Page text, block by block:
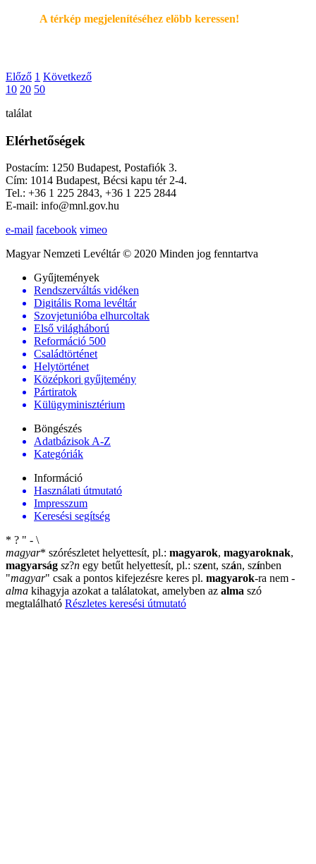
A térkép megjelenítéséhez elöbb keressen!
Előző 1 Következő
10 20 50
találat
Elérhetőségek
Postacím: 1250 Budapest, Postafiók 3.
Cím: 1014 Budapest, Bécsi kapu tér 2-4.
Tel.: +36 1 225 2843, +36 1 225 2844
E-mail: info@mnl.gov.hu
e-mail facebook vimeo
Magyar Nemzeti Levéltár © 2020 Minden jog fenntartva
Gyűjtemények
Rendszerváltás vidéken
Digitális Roma levéltár
Szovjetunióba elhurcoltak
Első világháború
Reformáció 500
Családtörténet
Helytörténet
Középkori gyűjtemény
Pártiratok
Külügyminisztérium
Böngészés
Adatbázisok A-Z
Kategóriák
Információ
Használati útmutató
Impresszum
Keresési segítség
* ? " - \
magyar* szórészletet helyettesít, pl.: magyarok, magyaroknak,
magyarság sz?n egy betűt helyettesít, pl.: szent, szán, színben
"magyar" csak a pontos kifejezésre keres pl. magyarok-ra nem -
alma kihagyja azokat a találatokat, amelyben az alma szó
megtalálható Részletes keresési útmutató